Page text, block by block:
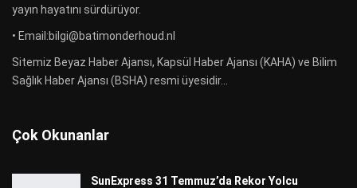
yayın hayatını sürdürüyor.
• Email:bilgi@batimonderhoud.nl
Sitemiz Beyaz Haber Ajansı, Kapsül Haber Ajansı (KAHA) ve Bilim
Sağlık Haber Ajansı (BSHA) resmi üyesidir...
Çok Okunanlar
SunExpress 31 Temmuz’da Rekor Yolcu